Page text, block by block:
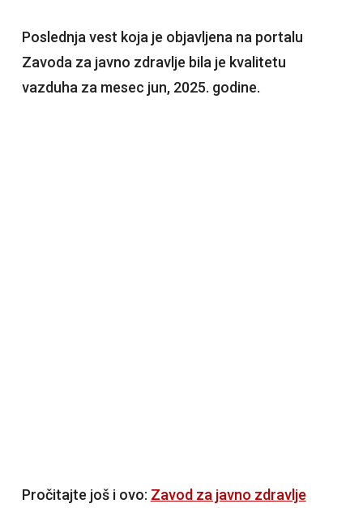
Poslednja vest koja je objavljena na portalu
Zavoda za javno zdravlje bila je kvalitetu
vazduha za mesec jun, 2025. godine.
Pročitajte još i ovo: Zavod za javno zdravlje